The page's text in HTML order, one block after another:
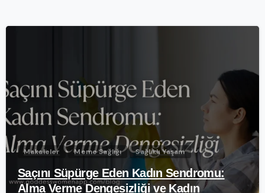
Makaleler Meme Sağlığı Sağlıklı Yaşam
Saçını Süpürge Eden Kadın Sendromu:
Alma Verme Dengesizliği ve Kadın